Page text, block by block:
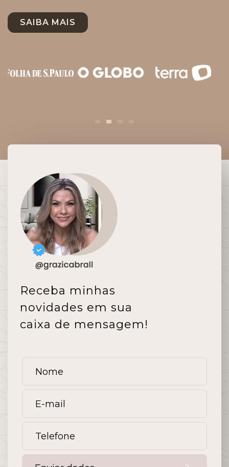
SAIBA MAIS
Receba minhas
novidades em sua
caixa de mensagem!